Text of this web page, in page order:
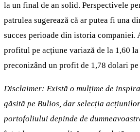
la un final de an solid. Perspectivele
patrulea sugerează că ar putea fi una
succes perioade din istoria
profitul pe acțiune variază de la 1,60
preconizând un profit de 1,78 dolari pe
Disclaimer: Există o mulțime de
găsită pe Bulios, dar selecția
portofoliului depinde de